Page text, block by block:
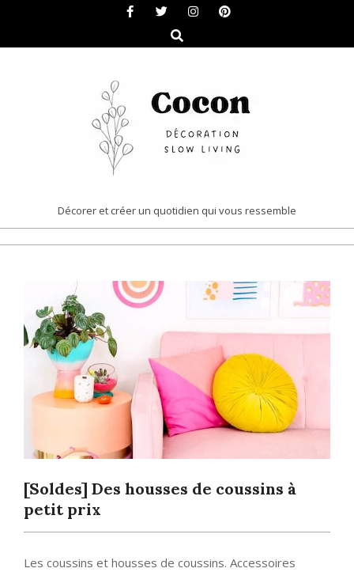
content
Search
COCON
|
SLOW
LIVING
Décorer et créer un quotidien qui vous ressemble
[Soldes] Des housses de coussins à
petit prix
Les coussins et housses de coussins. Accessoires